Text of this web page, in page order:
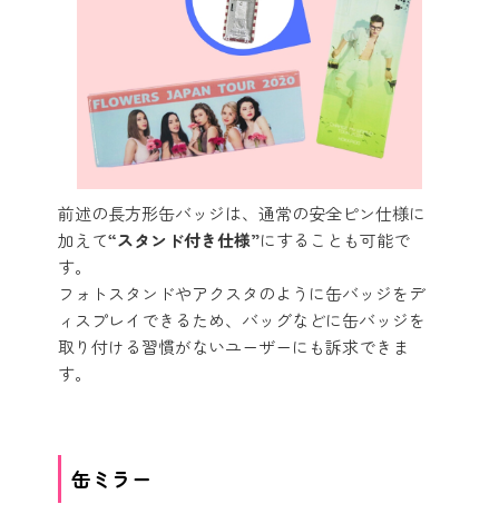
前述の長方形缶バッジは、通常の安全ピン仕様に
加えて“スタンド付き仕様”にすることも可能で
す。
フォトスタンドやアクスタのように缶バッジをデ
ィスプレイできるため、バッグなどに缶バッジを
取り付ける習慣がないユーザーにも訴求できま
す。
缶ミラー